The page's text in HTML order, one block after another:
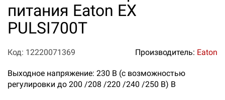
питания Eaton EX
PULSI700T
Код: 12220071369 Производитель: Eaton
Выходное напряжение: 230 В (с возможностью
регулировки до 200 /208 /220 /240 /250 В) В